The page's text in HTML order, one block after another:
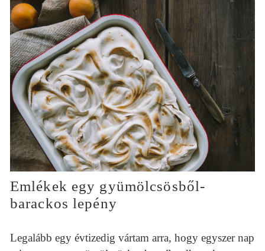
Emlékek egy gyümölcsösből-
barackos lepény
Legalább egy évtizedig vártam arra, hogy egyszer nap